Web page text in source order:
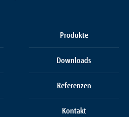
Produkte
Downloads
Referenzen
Kontakt